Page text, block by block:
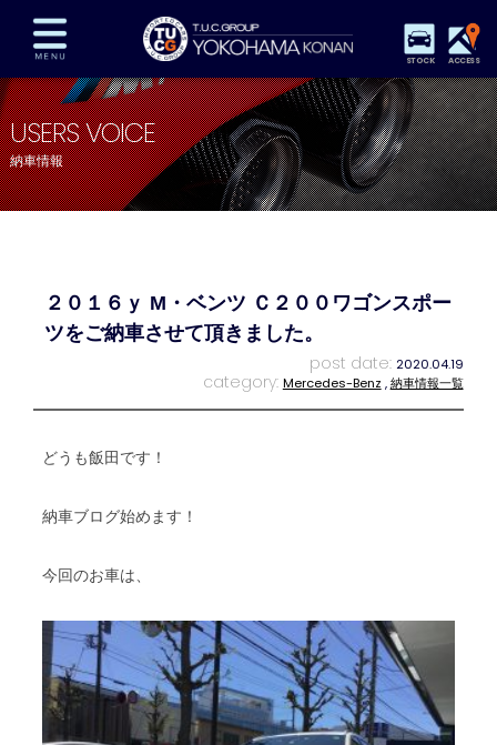
STOCK ACCESS
在庫車両情報 保証&サービス パーツリスト
TUCとは？ 店舗情報 アクセスマップ
全国納車 特別作業 注文販売
プライバシーポリシー スタッフblog
USERS VOICE
納車情報
２０１６ｙ M・ベンツ Ｃ２００ワゴンスポー
ツをご納車させて頂きました。
post date: 2020.04.19
category: Mercedes-Benz ,納車情報一覧
どうも飯田です！
納車ブログ始めます！
今回のお車は、